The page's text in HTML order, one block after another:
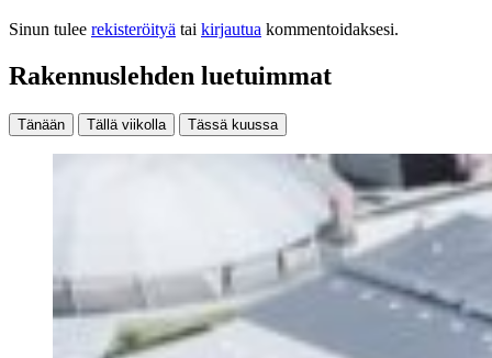
Sinun tulee rekisteröityä tai kirjautua kommentoidaksesi.
Rakennuslehden luetuimmat
Tänään Tällä viikolla Tässä kuussa